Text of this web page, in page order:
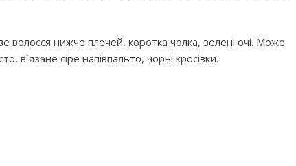
волосся нижче плечей, коротка чолка, зелені очі. Може
в`язане сіре напівпальто, чорні кросівки.